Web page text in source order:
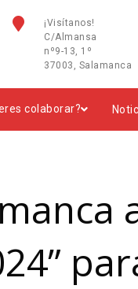
¡Visítanos!
C/Almansa
nº9-13, 1º
37003, Salamanca
colaborar?